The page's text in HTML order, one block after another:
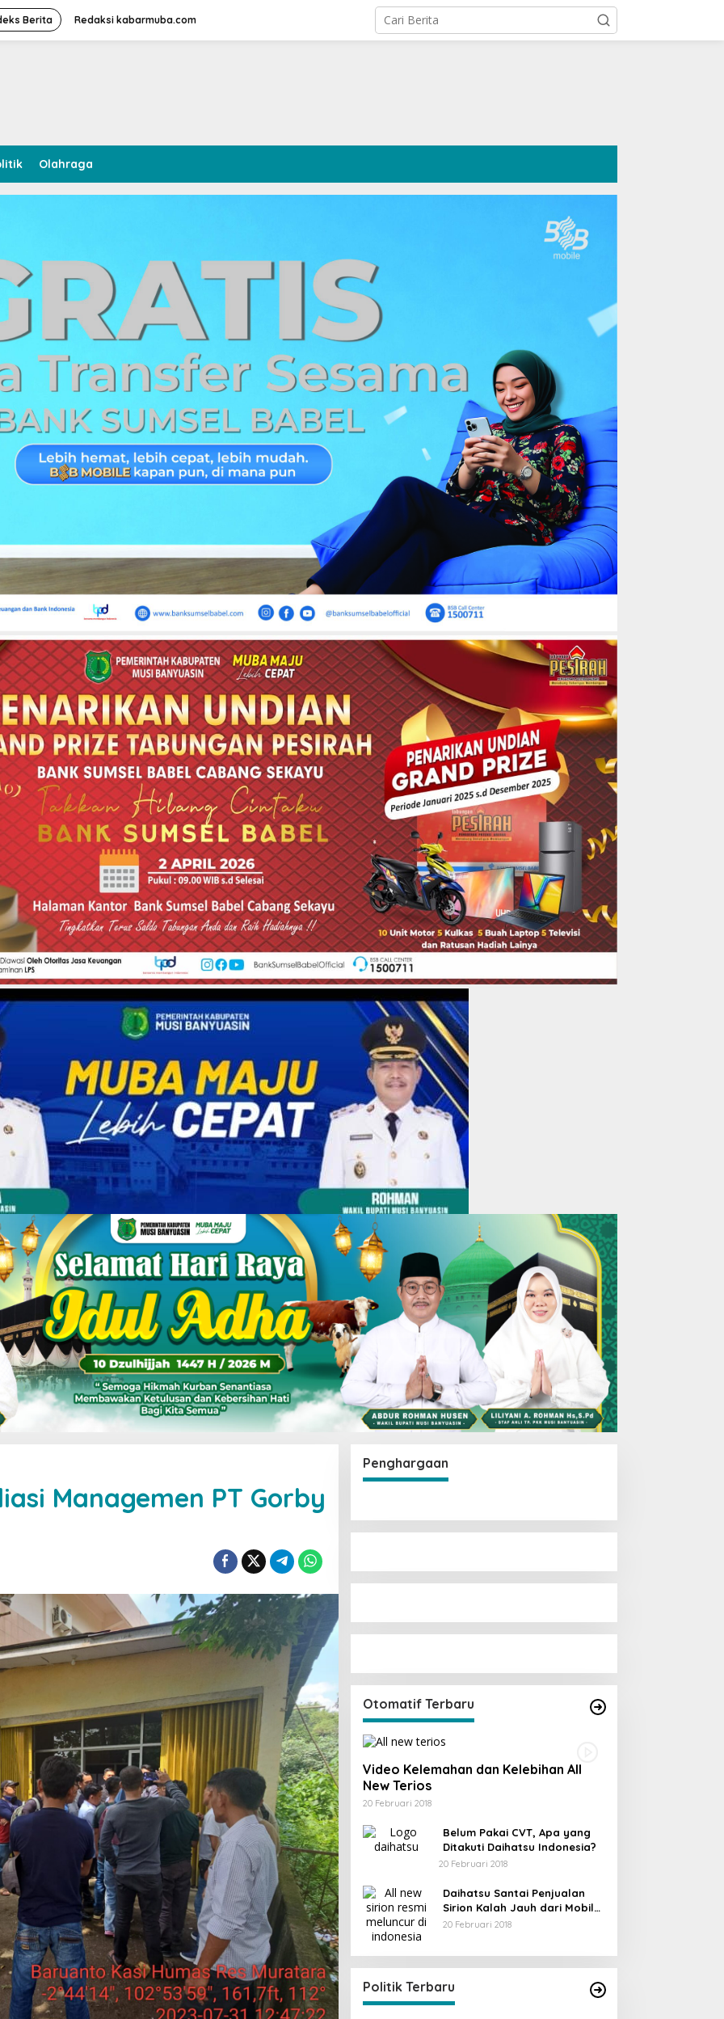
Berita Redaksi kabarmuba.com
Olahraga
Managemen PT Gorby
Penghargaan
Otomatif Terbaru
Video Kelemahan dan Kelebihan All
New Terios
20 Februari 2018
Belum Pakai CVT, Apa yang
Ditakuti Daihatsu Indonesia?
20 Februari 2018
Daihatsu Santai Penjualan
Sirion Kalah Jauh dari Mobil
LCGC
20 Februari 2018
Politik Terbaru
Susno Duaji Serukan IKJB Dukung
Heri Amalindo, Nyalon Gubernur
Sumsel dan Jadi
Di Berita, Politik | 18 Juni 2023
KPU Trenggalek Gelar Uji Publik
Desember 2022